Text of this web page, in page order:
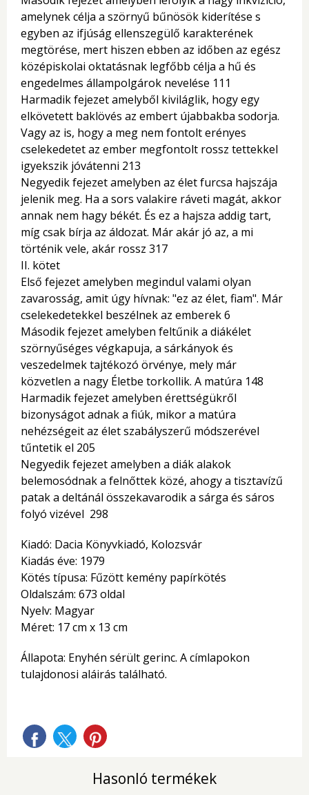
amelynek célja a szörnyű bűnösök kiderítése s
egyben az ifjúság ellenszegülő karakterének
megtörése, mert hiszen ebben az időben az egész
középiskolai oktatásnak legfőbb célja a hű és
engedelmes állampolgárok nevelése 111
Harmadik fejezet amelyből kiviláglik, hogy egy
elkövetett baklövés az embert újabbakba sodorja.
Vagy az is, hogy a meg nem fontolt erényes
cselekedetet az ember megfontolt rossz tettekkel
igyekszik jóvátenni 213
Negyedik fejezet amelyben az élet furcsa hajszája
jelenik meg. Ha a sors valakire ráveti magát, akkor
annak nem hagy békét. És ez a hajsza addig tart,
míg csak bírja az áldozat. Már akár jó az, a mi
történik vele, akár rossz 317
II. kötet
Első fejezet amelyben megindul valami olyan
zavarosság, amit úgy hívnak: "ez az élet, fiam". Már
cselekedetekkel beszélnek az emberek 6
Második fejezet amelyben feltűnik a diákélet
szörnyűséges végkapuja, a sárkányok és
veszedelmek tajtékozó örvénye, mely már
közvetlen a nagy Életbe torkollik. A matúra 148
Harmadik fejezet amelyben érettségükről
bizonyságot adnak a fiúk, mikor a matúra
nehézségeit az élet szabályszerű módszerével
tűntetik el 205
Negyedik fejezet amelyben a diák alakok
belemosódnak a felnőttek közé, ahogy a tisztavízű
patak a deltánál összekavarodik a sárga és sáros
folyó vizével 298
Kiadó: Dacia Könyvkiadó, Kolozsvár
Kiadás éve: 1979
Kötés típusa: Fűzött kemény papírkötés
Oldalszám: 673 oldal
Nyelv: Magyar
Méret: 17 cm x 13 cm
Állapota: Enyhén sérült gerinc. A címlapokon
tulajdonosi aláirás található.
Hasonló termékek